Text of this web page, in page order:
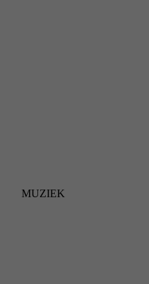
MUZIEK